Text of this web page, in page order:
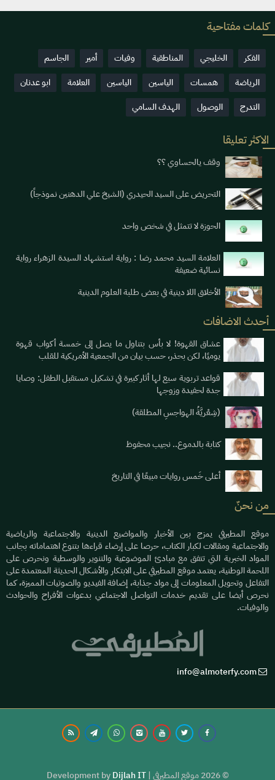
كلمات مفتاحية
الفكر الخليجي المناطقية وفيات أمير
الجاسم
الرياضة
همسات الياسين الياسين العلامة
ابو عدنان
التدرج
الوصول الهدف السامي
الاكثر تعليقا
وقف يالحساوي ؟؟
التحريض على السيد الحيدري (الشيخ علي الدهنين نموذجاً)
الحوزة لا تتمثل في شخص واحد
العلامة السيد محمد رضا : رواية استشهاد السيدة الزهراء رواية
نسائية ضعيفة
الأخلاق اللا دينية في بعض طلبة العلوم الدينية
أحدث الاضافات
عشاق القهوة! لا بأس بتناول ما يصل إلى خمسة أكواب قهوة
يوميََا، لكن بحذر، حسب بيان من الجمعية الأمريكية للقلب
قواعد تربوية سبع لها أثار كبيرة في تشكيل مستقبل الطفل: وصايا
جدة لحفيدة وزوجها
(شِعْريَّةُ الهواجسِ المطلقة)
كتابة بالدموع.. نجيب محفوظ
أعلى خَمس روايات مبيعًا في التاريخ
من نحنٌ
موقع المطيرفي يمزج بين الأخبار والمواضيع الدينية والاجتماعية والرياضية
والاجتماعية ومقالات لكبار الكتاب، حرصا على إرضاء قراءها بتنوع اهتماماته بجانب
المواد الخبرية التي تتفق مع مبادئ الموضوعية والتنوير والوسطية ونحرص على
اللحمة الوطنية، يعتمد موقع المطيرفي على الابتكار والأشكال الحديثة المعتمدة على
التفاعل وتحويل المعلومات إلى مواد جذابة، إضافة الفيديو والصوتيات المميزة، كما
نحرص أيضا على تقديم خدمات التواصل الاجتماعي بدعوات الأفراح والحوادث
والوفيات.
info@almoterfy.com
© 2026 موقع المطيرفي | Development by Dijlah IT